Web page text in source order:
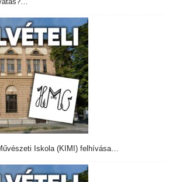
Iskola (KIMI) felhívása…